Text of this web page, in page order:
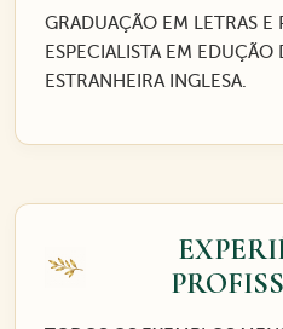
GRADUAÇÃO EM LETRAS E
ESPECIALISTA EM
ESTRANHEIRA INGLESA.